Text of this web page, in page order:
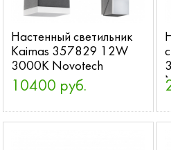
Настенный светильник
Kaimas 357829 12W
3000K Novotech
10400 руб.